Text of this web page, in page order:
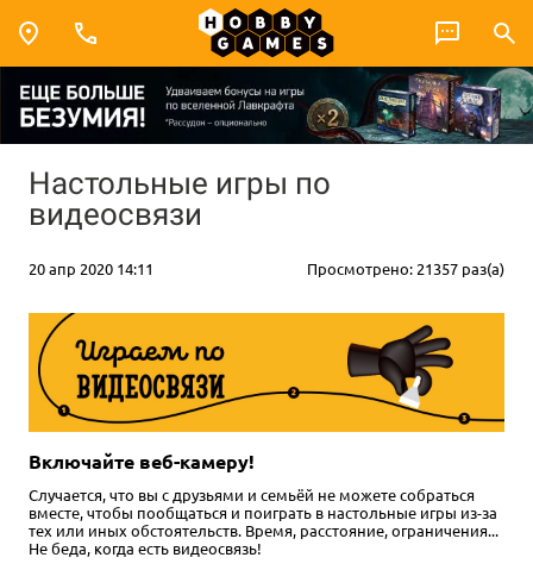
Настольные игры по
видеосвязи
20 апр 2020 14:11 Просмотрено: 21357 раз(а)
Включайте веб-камеру!
Случается, что вы с друзьями и семьёй не можете собраться
вместе, чтобы пообщаться и поиграть в настольные игры из-за
тех или иных обстоятельств. Время, расстояние, ограничения...
Не беда, когда есть видеосвязь!